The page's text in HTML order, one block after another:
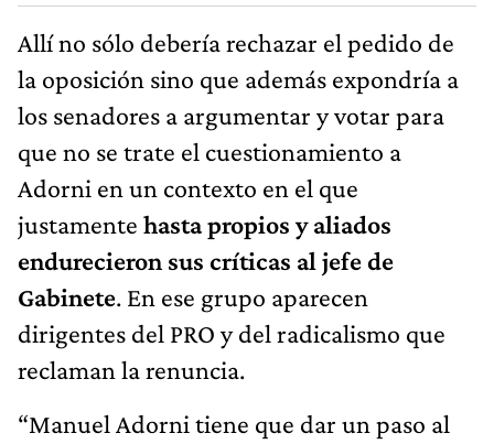
Allí no sólo debería rechazar el pedido de
la oposición sino que además expondría a
los senadores a argumentar y votar para
que no se trate el cuestionamiento a
Adorni en un contexto en el que
justamente hasta propios y aliados
endurecieron sus críticas al jefe de
Gabinete. En ese grupo aparecen
dirigentes del PRO y del radicalismo que
reclaman la renuncia.
“Manuel Adorni tiene que dar un paso al